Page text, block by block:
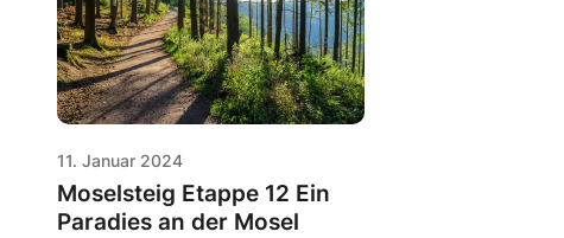
11. Januar 2024
Moselsteig Etappe 12 Ein
Paradies an der Mosel